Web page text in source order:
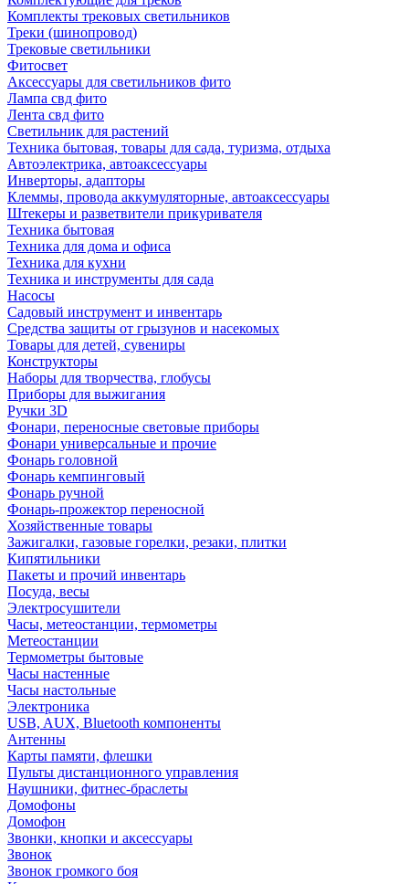
Комплекты трековых светильников
Треки (шинопровод)
Трековые светильники
Фитосвет
Аксессуары для светильников фито
Лампа свд фито
Лента свд фито
Светильник для растений
Техника бытовая, товары для сада, туризма, отдыха
Автоэлектрика, автоаксессуары
Инверторы, адапторы
Клеммы, провода аккумуляторные, автоаксессуары
Штекеры и разветвители прикуривателя
Техника бытовая
Техника для дома и офиса
Техника для кухни
Техника и инструменты для сада
Насосы
Садовый инструмент и инвентарь
Средства защиты от грызунов и насекомых
Товары для детей, сувениры
Конструкторы
Наборы для творчества, глобусы
Приборы для выжигания
Ручки 3D
Фонари, переносные световые приборы
Фонари универсальные и прочие
Фонарь головной
Фонарь кемпинговый
Фонарь ручной
Фонарь-прожектор переносной
Хозяйственные товары
Зажигалки, газовые горелки, резаки, плитки
Кипятильники
Пакеты и прочий инвентарь
Посуда, весы
Электросушители
Часы, метеостанции, термометры
Метеостанции
Термометры бытовые
Часы настенные
Часы настольные
Электроника
USB, AUX, Bluetooth компоненты
Антенны
Карты памяти, флешки
Пульты дистанционного управления
Наушники, фитнес-браслеты
Домофоны
Домофон
Звонки, кнопки и аксессуары
Звонок
Звонок громкого боя